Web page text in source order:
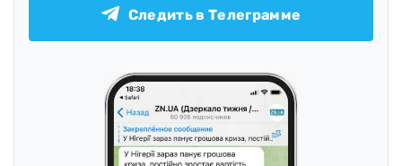
Следить в Телеграмме